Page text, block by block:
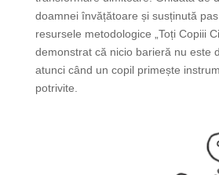
doamnei învățătoare și susținută
resursele metodologice „Toți Copiii
demonstrat că nicio barieră nu este
atunci când un copil primește
potrivite.